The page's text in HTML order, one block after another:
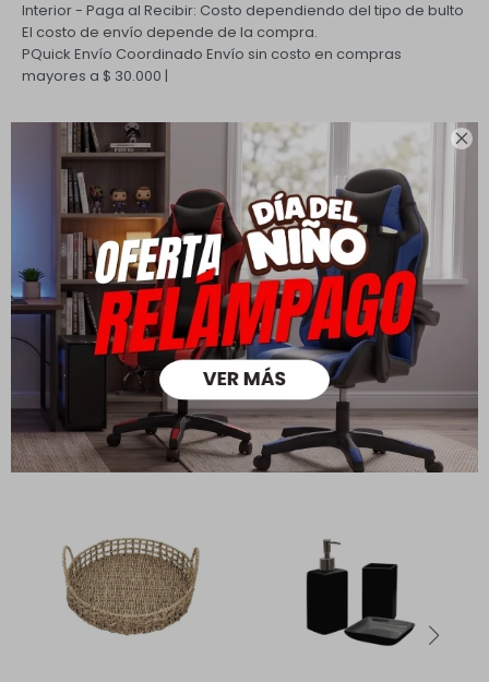

Interior - Paga al Recibir: Costo dependiendo del tipo de bulto
El costo de envío depende de la compra.
PQuick Envío Coordinado Envío sin costo en compras
mayores a $ 30.000 |
Cambios y Devoluciones
Todas las compras realizadas tienen un plazo de 5 días para
su cambio.
Ver mas
Medios de pago
Productos que te pueden interesar